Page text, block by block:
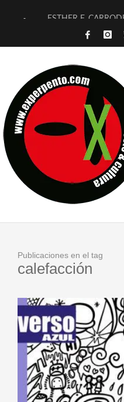
ESTHER F.
[TERRA DE
TIMBRE 4, LA
30 AÑOS (NO ES
D’BALDOMEROS
MARSHALL FLASH
JOFRE BARDAGÍ EN
Publicaciones en el tag
calefacción